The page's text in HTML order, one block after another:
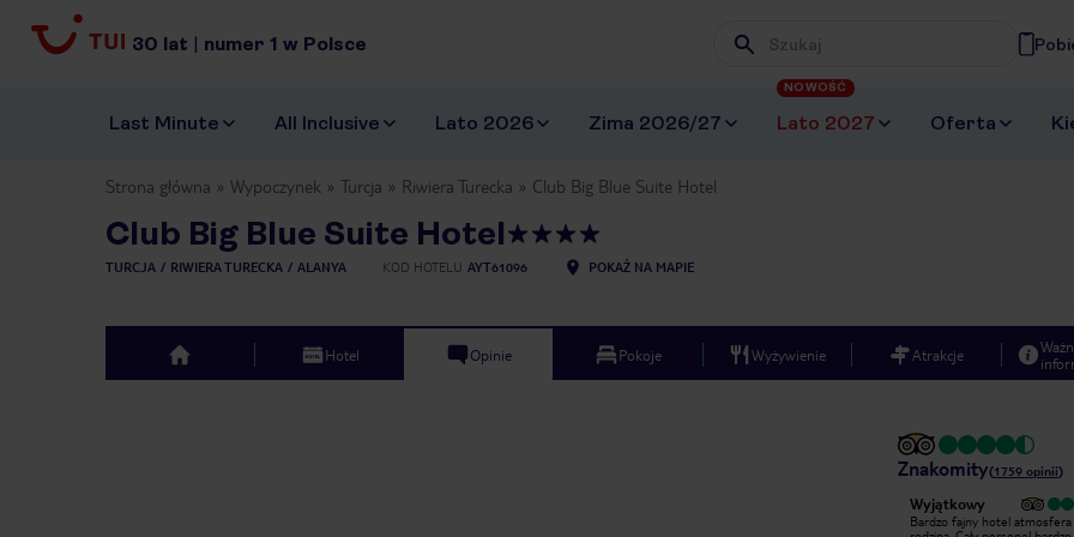
30 lat | numer 1 w Polsce Wpisz frazę, której szukasz
Last Minute All Inclusive Lato 2026 Zima 2026/27 Lato 2027
NOWOŚĆ
Oferta
Strona główna Wypoczynek Turcja Riwiera Turecka Club Big Blue Suite Hotel
Club Big Blue Suite Hotel
TURCJA RIWIERA TURECKA ALANYA KOD HOTELU AYT61096 POKAŻ NA MAPIE
top Hotel Opinie Pokoje Wyżywienie Atrakcje
Znakomity(1759 opinii)
Wyjątkowy
Bardzo fajny hotel atmosfera